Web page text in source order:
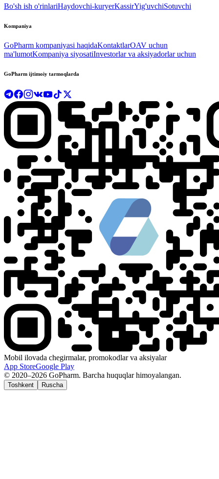
Bo'sh ish o'rinlariHaydovchi-kuryerKassirYig'uvchiSotuvchi
Kompaniya
GoPharm kompaniyasi haqidaKontaktlarOAV uchun
ma'lumotKompaniya siyosatiInvestorlar va aksiyadorlar uchun
GoPharm ijtimoiy tarmoqlarda
Mobil ilovada chegirmalar, promokodlar va aksiyalar
App StoreGoogle Play
© 2020–2026 GoPharm. Barcha huquqlar himoyalangan.
Toshkent Ruscha